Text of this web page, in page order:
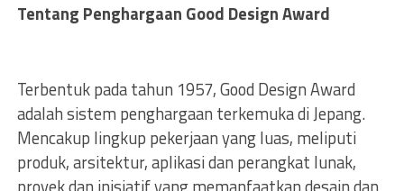
Tentang Penghargaan Good Design Award
Terbentuk pada tahun 1957, Good Design Award
adalah sistem penghargaan terkemuka di Jepang.
Mencakup lingkup pekerjaan yang luas, meliputi
produk, arsitektur, aplikasi dan perangkat lunak,